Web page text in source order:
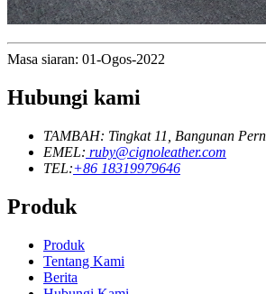
Masa siaran: 01-Ogos-2022
Hubungi kami
TAMBAH: Tingkat 11, Bangunan
EMEL: ruby@cignoleather.com
TEL:+86 18319979646
Produk
Produk
Tentang Kami
Berita